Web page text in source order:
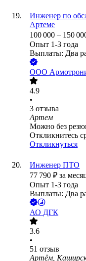
Инженер по
Артеме
100 000 – 150
Опыт 1-3 года
Выплаты: Два
ООО
4.9
•
3 отзыва
Артем
Можно без
Откликнитесь
Откликнуться
Инженер ПТО
77 790 ₽ за
Опыт 1-3 года
Выплаты: Два
АО ДГК
3.6
•
51 отзыв
Артём,